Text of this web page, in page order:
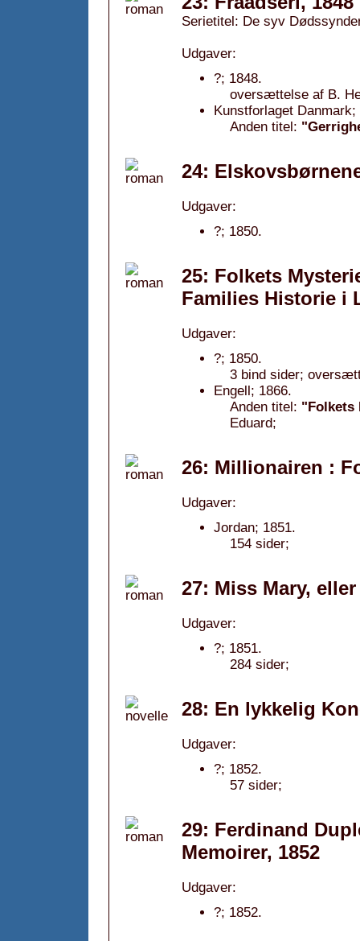
Serietitel: De syv
Udgaver:
?; 1848.
oversættelse af B.
Kunstforlaget Danmark;
Anden titel:
24:
Udgaver:
?; 1850.
25: Folkets
Families Historie i
Udgaver:
?; 1850.
3 bind sider;
Engell; 1866.
Anden titel: "Folkets
Eduard;
26: Millionairen :
Udgaver:
Jordan; 1851.
154 sider;
27: Miss Mary,
Udgaver:
?; 1851.
284 sider;
28: En lykkelig
Udgaver:
?; 1852.
57 sider;
29: Ferdinand
Memoirer, 1852
Udgaver:
?; 1852.